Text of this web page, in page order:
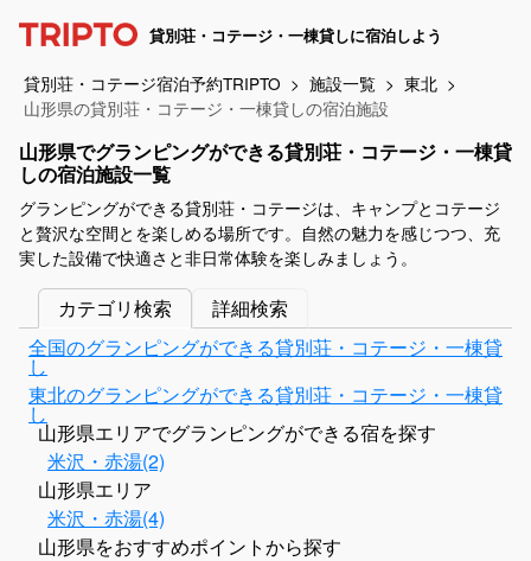
貸別荘・コテージ・一棟貸しに宿泊しよう
貸別荘・コテージ宿泊予約TRIPTO 施設一覧
東北
山形県の貸別荘・コテージ・一棟貸しの宿泊施設
山形県でグランピングができる貸別荘・コテージ・一棟貸
しの宿泊施設一覧
グランピングができる貸別荘・コテージは、キャンプとコテージ
と贅沢な空間とを楽しめる場所です。自然の魅力を感じつつ、充
実した設備で快適さと非日常体験を楽しみましょう。
カテゴリ検索
詳細検索
全国のグランピングができる貸別荘・コテージ・一棟貸
し
東北のグランピングができる貸別荘・コテージ・一棟貸
し
山形県エリアでグランピングができる宿を探す
米沢・赤湯(2)
山形県エリア
米沢・赤湯(4)
山形県をおすすめポイントから探す